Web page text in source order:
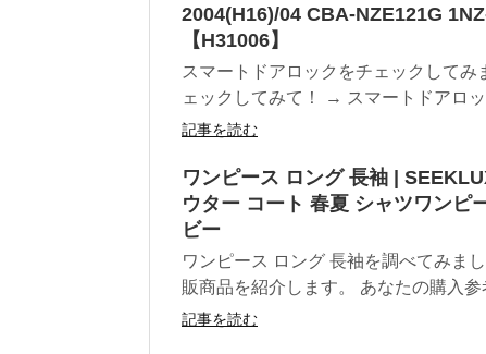
2004(H16)/04 CBA-NZE121G
【H31006】
スマートドアロックをチェックして
ェックしてみて！ → スマートドアロ
記事を読む
ワンピース ロング 長袖 |
ウター コート 春夏 シャツワンピ
ビー
ワンピース ロング 長袖を調べてみま
販商品を紹介します。 あなたの購入
記事を読む